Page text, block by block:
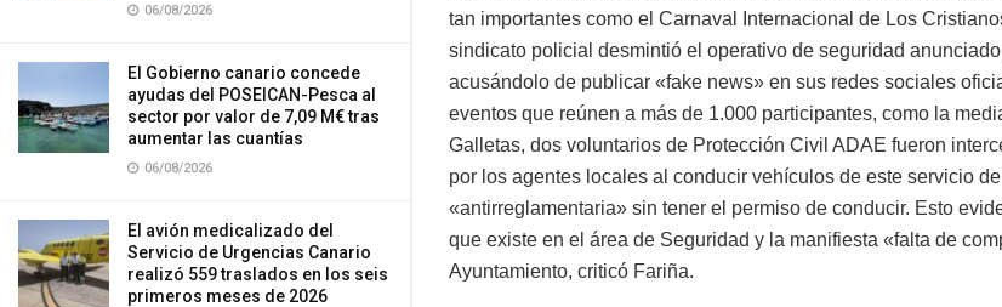
06/08/2026
El Gobierno canario concede
ayudas del POSEICAN-Pesca al
sector por valor de 7,09 M€ tras
aumentar las cuantías
06/08/2026
El avión medicalizado del
Servicio de Urgencias Canario
realizó 559 traslados en los seis
primeros meses de 2026
tan importantes como el Carnaval Internacional de Los
sindicato policial desmintió el operativo de seguridad
acusándolo de publicar «fake news» en sus redes sociales
eventos que reúnen a más de 1.000 participantes, como la
Galletas, dos voluntarios de Protección Civil ADAE fueron
por los agentes locales al conducir vehículos de este servicio
«antirreglamentaria» sin tener el permiso de conducir. Esto
que existe en el área de Seguridad y la manifiesta «falta de
Ayuntamiento, criticó Fariña.